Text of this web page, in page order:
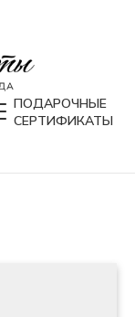
ПОДАРОЧНЫЕ
СЕРТИФИКАТЫ